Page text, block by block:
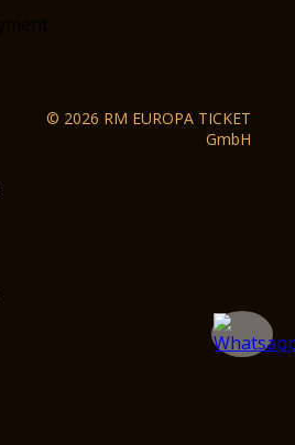
© 2026 RM EUROPA TICKET
GmbH